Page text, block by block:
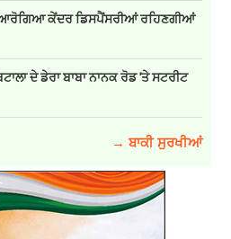
ਕੇਂਦਰ ਡਿਸਪੈਂਸਰੀਆਂ ਰਹਿਣਗੀਆਂ
ਦੇ ਡੇਰਾ ਬਾਬਾ ਨਾਨਕ ਰੋਡ 'ਤੇ ਸਟਰੀਟ
→ ਬਾਕੀ ਸੁਰਖੀਆਂ